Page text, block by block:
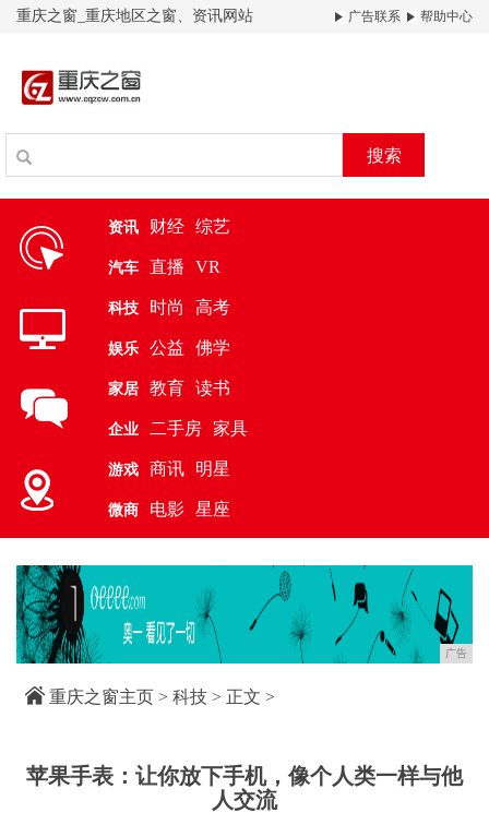
重庆之窗_重庆地区之窗、资讯网站 广告联系 帮助中心
搜索
资讯 财经 综艺
汽车 直播 VR
科技 时尚 高考
娱乐 公益 佛学
家居 教育 读书
企业 二手房 家具
游戏 商讯 明星
微商 电影 星座
广告
重庆之窗主页 > 科技 > 正文 >
苹果手表：让你放下手机，像个人类一样与他
人交流